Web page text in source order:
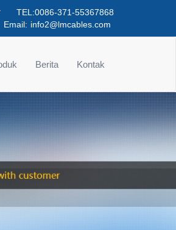
TEL:0086-371-55367868
Email: info2@lmcables.com
Berita Kontak